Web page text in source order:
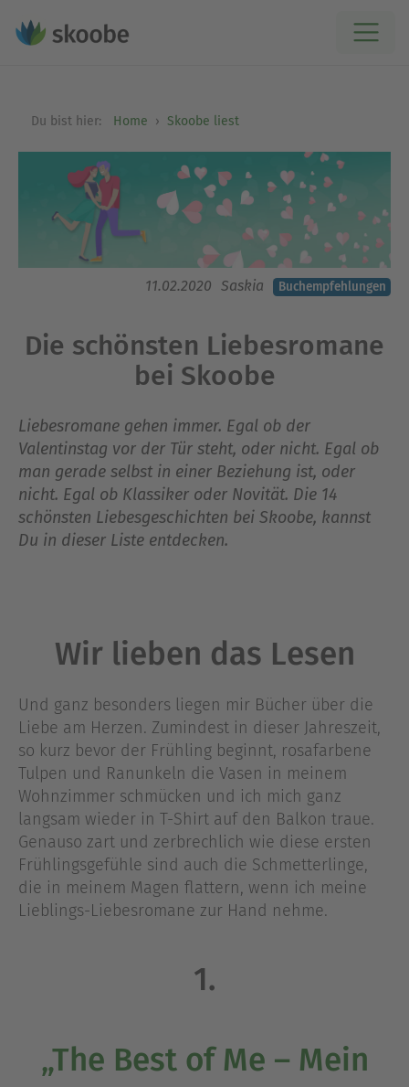
Du bist hier: Home Skoobe liest
11.02.2020 Saskia Buchempfehlungen
Die schönsten Liebesromane
bei Skoobe
Liebesromane gehen immer. Egal ob der
Valentinstag vor der Tür steht, oder nicht. Egal ob
man gerade selbst in einer Beziehung ist, oder
nicht. Egal ob Klassiker oder Novität. Die 14
schönsten Liebesgeschichten bei Skoobe, kannst
Du in dieser Liste entdecken.
Wir lieben das Lesen
Und ganz besonders liegen mir Bücher über die
Liebe am Herzen. Zumindest in dieser Jahreszeit,
so kurz bevor der Frühling beginnt, rosafarbene
Tulpen und Ranunkeln die Vasen in meinem
Wohnzimmer schmücken und ich mich ganz
langsam wieder in T-Shirt auf den Balkon traue.
Genauso zart und zerbrechlich wie diese ersten
Frühlingsgefühle sind auch die Schmetterlinge,
die in meinem Magen flattern, wenn ich meine
Lieblings-Liebesromane zur Hand nehme.
1.
„The Best of Me – Mein